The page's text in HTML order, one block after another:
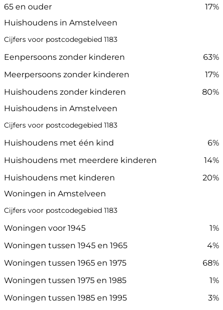
65 en ouder
17%
Huishoudens in Amstelveen
Cijfers voor postcodegebied 1183
Eenpersoons zonder kinderen
63%
Meerpersoons zonder kinderen
17%
Huishoudens zonder kinderen
80%
Huishoudens in Amstelveen
Cijfers voor postcodegebied 1183
Huishoudens met één kind
6%
Huishoudens met meerdere kinderen
14%
Huishoudens met kinderen
20%
Woningen in Amstelveen
Cijfers voor postcodegebied 1183
Woningen voor 1945
1%
Woningen tussen 1945 en 1965
4%
Woningen tussen 1965 en 1975
68%
Woningen tussen 1975 en 1985
1%
Woningen tussen 1985 en 1995
3%